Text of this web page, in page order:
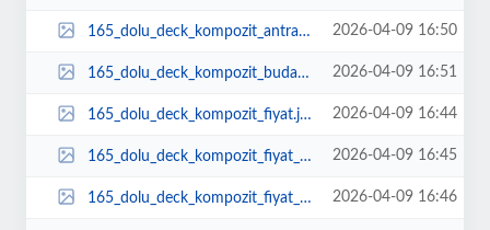
165_dolu_deck_kompozit_antrasit.jpg 2026-04-09 16:50
165_dolu_deck_kompozit_buday.jpg 2026-04-09 16:51
165_dolu_deck_kompozit_fiyat.jpg 2026-04-09 16:44
165_dolu_deck_kompozit_fiyat_1.jpg 2026-04-09 16:45
165_dolu_deck_kompozit_fiyat_wpc.jpg 2026-04-09 16:46